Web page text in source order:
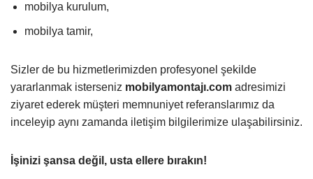
mobilya kurulum,
mobilya tamir,
Sizler de bu hizmetlerimizden profesyonel şekilde
yararlanmak isterseniz mobilyamontajı.com adresimizi
ziyaret ederek müşteri memnuniyet referanslarımız da
inceleyip aynı zamanda iletişim bilgilerimize ulaşabilirsiniz.
İşinizi şansa değil, usta ellere bırakın!